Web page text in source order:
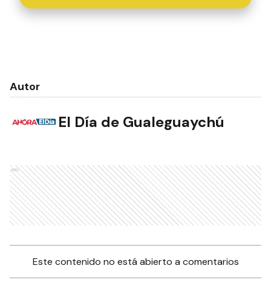
Autor
El Día de Gualeguaychú
Ads
Este contenido no está abierto a comentarios